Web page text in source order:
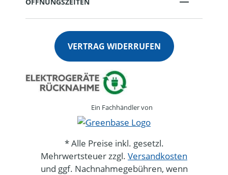
VERTRAG WIDERRUFEN
Ein Fachhändler von
* Alle Preise inkl. gesetzl.
Mehrwertsteuer zzgl. Versandkosten
und ggf. Nachnahmegebühren, wenn